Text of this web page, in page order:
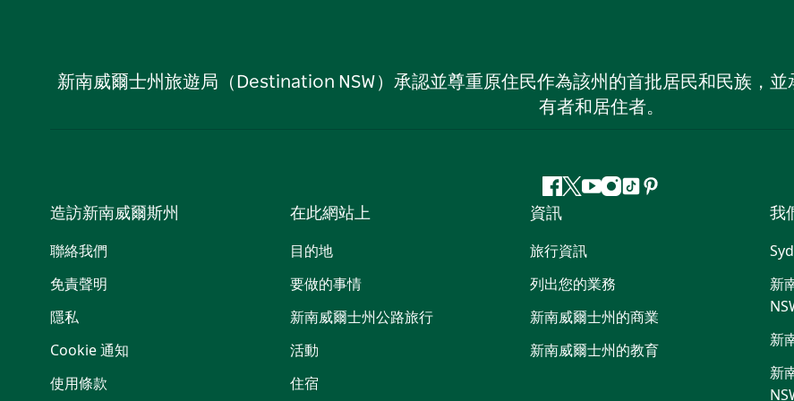
新南威爾士州旅遊局（Destination NSW）承認並尊重原住民作為該州的首批居民和民族，
有者和居住者。
Facebook
嘰
喳
喳
Youtube
Instagram
抖 Pinterest
造訪新南威爾斯州
聯絡我們
免責聲明
隱私
Cookie 通知
使用條款
在此網站上
目的地
要做的事情
新南威爾士州公路旅行
活動
住宿
資訊
旅行資訊
列出您的業務
新南威爾士州的商業
新南威爾士州的教育
我
新
新
新